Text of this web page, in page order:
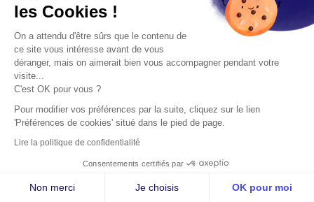
Gagnez du temps
Grâce aux échanges digitalisés nous pouvons
assurer lameilleure efficacité. Echanges en ligne,
les Cookies !
On a attendu d'être sûrs que le contenu de
ce site vous intéresse avant de vous
déranger, mais on aimerait bien vous accompagner pendant votre
visite...
C'est OK pour vous ?
Pour modifier vos préférences par la suite, cliquez sur le lien
'Préférences de cookies' situé dans le pied de page.
Lire la politique de confidentialité
Consentements certifiés par
Non merci Je choisis OK pour moi